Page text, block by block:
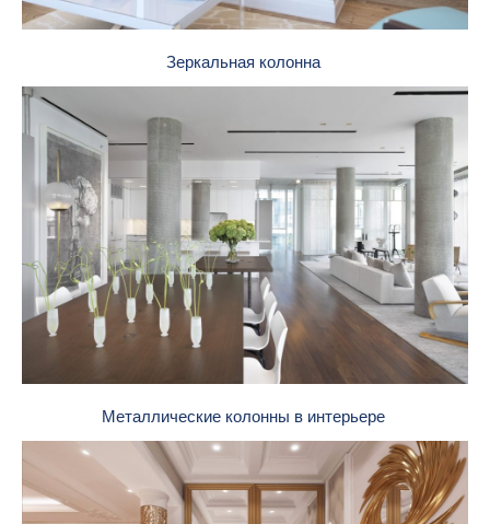
Зеркальная колонна
Металлические колонны в интерьере